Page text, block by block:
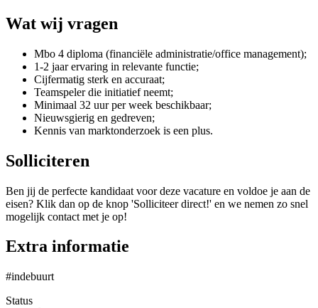
Wat wij vragen
Mbo 4 diploma (financiële administratie/office management);
1-2 jaar ervaring in relevante functie;
Cijfermatig sterk en accuraat;
Teamspeler die initiatief neemt;
Minimaal 32 uur per week beschikbaar;
Nieuwsgierig en gedreven;
Kennis van marktonderzoek is een plus.
Solliciteren
Ben jij de perfecte kandidaat voor deze vacature en voldoe je aan de
eisen? Klik dan op de knop 'Solliciteer direct!' en we nemen zo snel
mogelijk contact met je op!
Extra informatie
#indebuurt
Status